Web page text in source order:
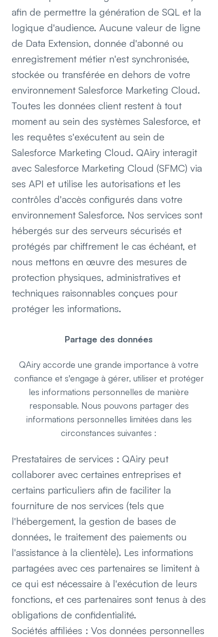
afin de permettre la génération de SQL et la
logique d'audience. Aucune valeur de ligne
de Data Extension, donnée d'abonné ou
enregistrement métier n'est synchronisée,
stockée ou transférée en dehors de votre
environnement Salesforce Marketing Cloud.
Toutes les données client restent à tout
moment au sein des systèmes Salesforce, et
les requêtes s'exécutent au sein de
Salesforce Marketing Cloud. QAiry interagit
avec Salesforce Marketing Cloud (SFMC) via
ses API et utilise les autorisations et les
contrôles d'accès configurés dans votre
environnement Salesforce. Nos services sont
hébergés sur des serveurs sécurisés et
protégés par chiffrement le cas échéant, et
nous mettons en œuvre des mesures de
protection physiques, administratives et
techniques raisonnables conçues pour
protéger les informations.
Partage des données
QAiry accorde une grande importance à votre
confiance et s'engage à gérer, utiliser et protéger
les informations personnelles de manière
responsable. Nous pouvons partager des
informations personnelles limitées dans les
circonstances suivantes :
Prestataires de services : QAiry peut
collaborer avec certaines entreprises et
certains particuliers afin de faciliter la
fourniture de nos services (tels que
l'hébergement, la gestion de bases de
données, le traitement des paiements ou
l'assistance à la clientèle). Les informations
partagées avec ces partenaires se limitent à
ce qui est nécessaire à l'exécution de leurs
fonctions, et ces partenaires sont tenus à des
obligations de confidentialité.
Sociétés affiliées : Vos données personnelles